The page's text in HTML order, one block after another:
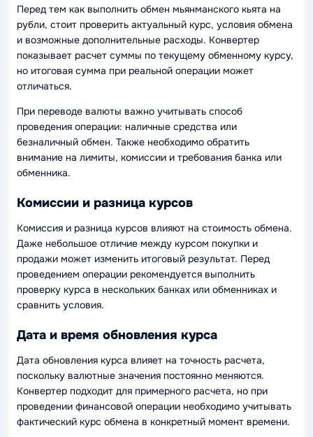
Перед тем как выполнить обмен мьянманского кьята на
рубли, стоит проверить актуальный курс, условия обмена
и возможные дополнительные расходы. Конвертер
показывает расчет суммы по текущему обменному курсу,
но итоговая сумма при реальной операции может
отличаться.
При переводе валюты важно учитывать способ
проведения операции: наличные средства или
безналичный обмен. Также необходимо обратить
внимание на лимиты, комиссии и требования банка или
обменника.
Комиссии и разница курсов
Комиссия и разница курсов влияют на стоимость обмена.
Даже небольшое отличие между курсом покупки и
продажи может изменить итоговый результат. Перед
проведением операции рекомендуется выполнить
проверку курса в нескольких банках или обменниках и
сравнить условия.
Дата и время обновления курса
Дата обновления курса влияет на точность расчета,
поскольку валютные значения постоянно меняются.
Конвертер подходит для примерного расчета, но при
проведении финансовой операции необходимо учитывать
фактический курс обмена в конкретный момент времени.